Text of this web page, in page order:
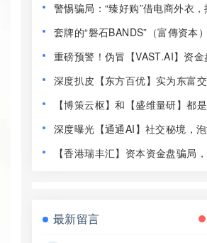
离！
警惕骗局：“臻好购”借电商外衣，
套牌的“磐石BANDS”（富傳资本
将崩盘跑路！
重磅预警！伪冒【VAST.AI】资金
深度扒皮【东方百优】实为东富
满！
【博策云枢】和【盛维量研】都
深度曝光【通通AI】社交秘境，
【香港瑞丰汇】资本资金盘骗局
最新留言